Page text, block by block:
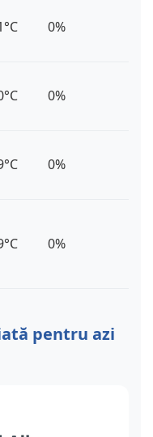
0%
0%
0%
0%
pentru azi